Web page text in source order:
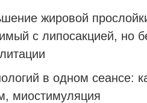
жировой
с липосакцией, но
в одном сеансе:
миостимуляция